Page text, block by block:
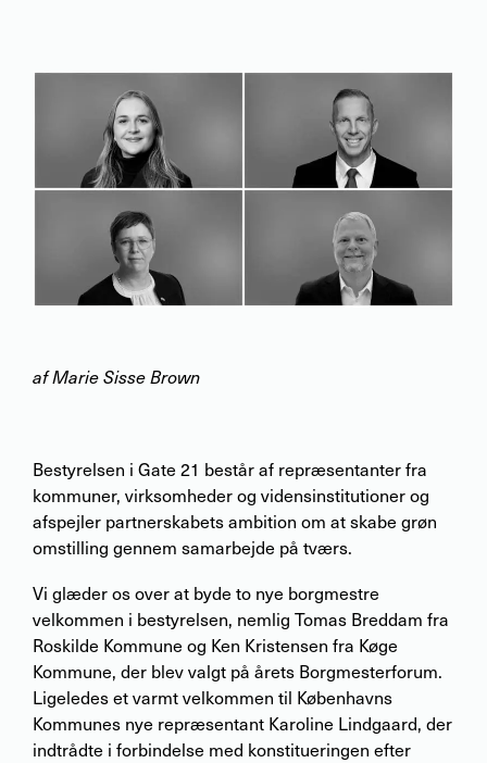
af Marie Sisse Brown
Bestyrelsen i Gate 21 består af repræsentanter fra
kommuner, virksomheder og vidensinstitutioner og
afspejler partnerskabets ambition om at skabe grøn
omstilling gennem samarbejde på tværs.
Vi glæder os over at byde to nye borgmestre
velkommen i bestyrelsen, nemlig Tomas Breddam fra
Roskilde Kommune og Ken Kristensen fra Køge
Kommune, der blev valgt på årets Borgmesterforum.
Ligeledes et varmt velkommen til Københavns
Kommunes nye repræsentant Karoline Lindgaard, der
indtrådte i forbindelse med konstitueringen efter